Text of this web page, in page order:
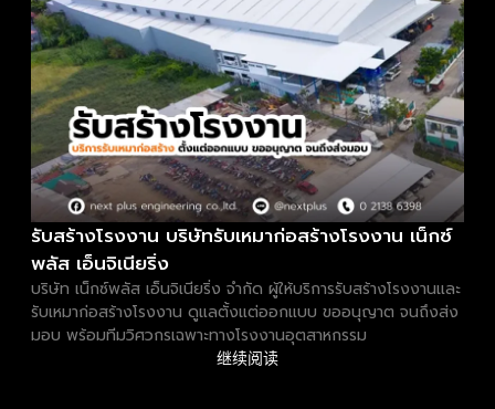
รับสร้างโรงงาน บริษัทรับเหมาก่อสร้างโรงงาน เน็กซ์
พลัส เอ็นจิเนียริ่ง
บริษัท เน็กซ์พลัส เอ็นจิเนียริ่ง จำกัด ผู้ให้บริการรับสร้างโรงงานและ
รับเหมาก่อสร้างโรงงาน ดูแลตั้งแต่ออกแบบ ขออนุญาต จนถึงส่ง
มอบ พร้อมทีมวิศวกรเฉพาะทางโรงงานอุตสาหกรรม
继续阅读